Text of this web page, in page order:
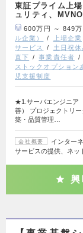
東証プライム上
ュリティ、
600万円 ～ 849万
ル企業）
上場企業
サービス
土日祝休
直下
事業責任者
ストックオプション
児支援制度
★1.サーバエンジニア
善） プロジェクトリ
築・品質管理…
会社概要
インター
サービスの提供、ネッ
興